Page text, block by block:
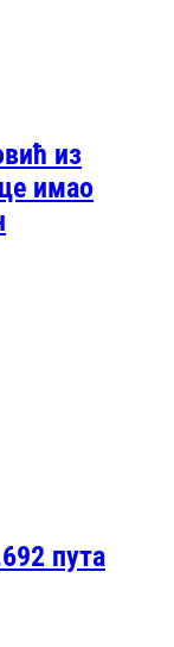
из
имао
пута